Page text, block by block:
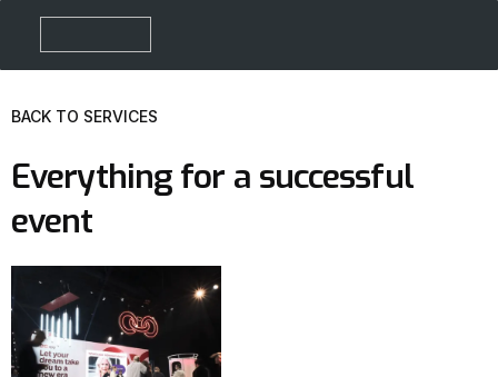
BACK TO SERVICES
Everything for a successful
event